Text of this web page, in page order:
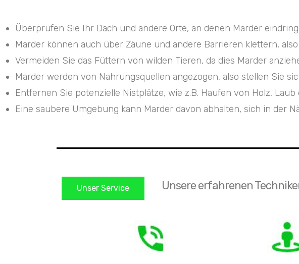
Überprüfen Sie Ihr Dach und andere Orte, an denen Marder
Marder können auch über Zäune und andere Barrieren klettern,
Vermeiden Sie das Füttern von wilden Tieren, da dies Marder
Marder werden von Nahrungsquellen angezogen, also stellen Sie
Entfernen Sie potenzielle Nistplätze, wie z.B. Haufen von Holz,
Eine saubere Umgebung kann Marder davon abhalten, sich in der
Unser Service Unsere erfahrenen